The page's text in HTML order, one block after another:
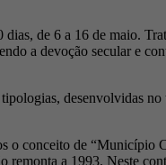
de 6 a 16 de maio.
a devoção secular e
desenvolvidas
o conceito de
remonta a 1993. Neste